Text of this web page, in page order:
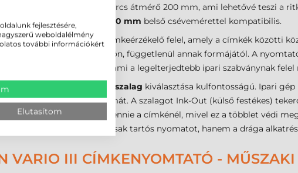
is. A maximális külső tekercs átmérő 200 mm, ami lehetővé teszi a
venni, hogy az eszköz
40 mm belső csévemérettel kompatibilis.
állíthatótranszmisszívcímkeérzékelő felel, amely a címkék közötti
területére kerüljön, függetlenül annak formájától. A
pedig 104 mm, ami a legelterjedtebb ipari szabványnak felel
van szükség, a
festékszalag kiválasztása kulfontosságú. Ipari
beavatkozások számát. A szalagot Ink-Out (külső festékes)
mm-rel szélesebbnek kell lennie a címkénél, mivel ez a többlet védi
eljárás így nemcsak tartós nyomatot, hanem a drága
VARIO III CÍMKENYOMTATÓ -
fejlesztésére,
weboldalélmény
további információkért
Elutasítom